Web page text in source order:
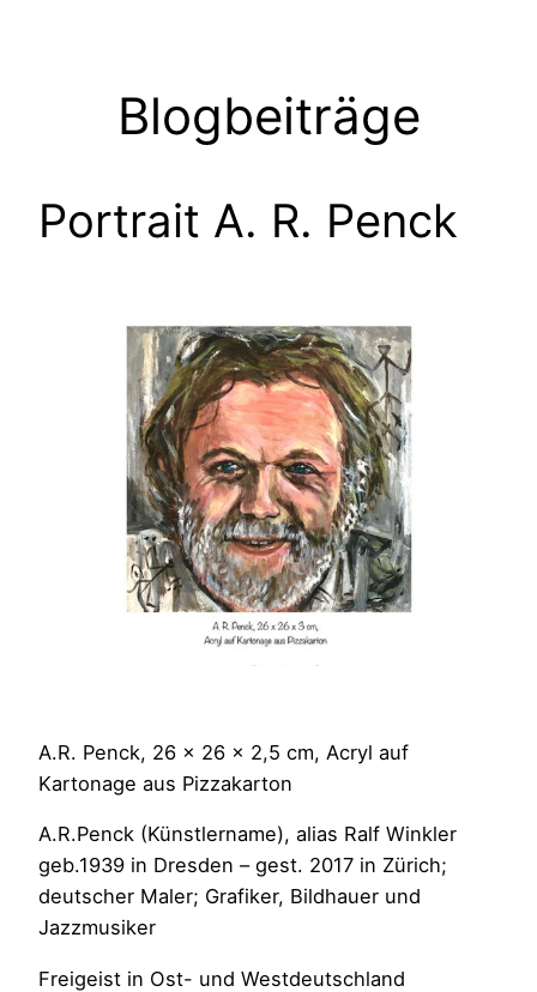
Blogbeiträge
Portrait A. R. Penck
A.R. Penck, 26 x 26 x 2,5 cm, Acryl auf
Kartonage aus Pizzakarton
A.R.Penck (Künstlername), alias Ralf Winkler
geb.1939 in Dresden – gest. 2017 in Zürich;
deutscher Maler; Grafiker, Bildhauer und
Jazzmusiker
Freigeist in Ost- und Westdeutschland